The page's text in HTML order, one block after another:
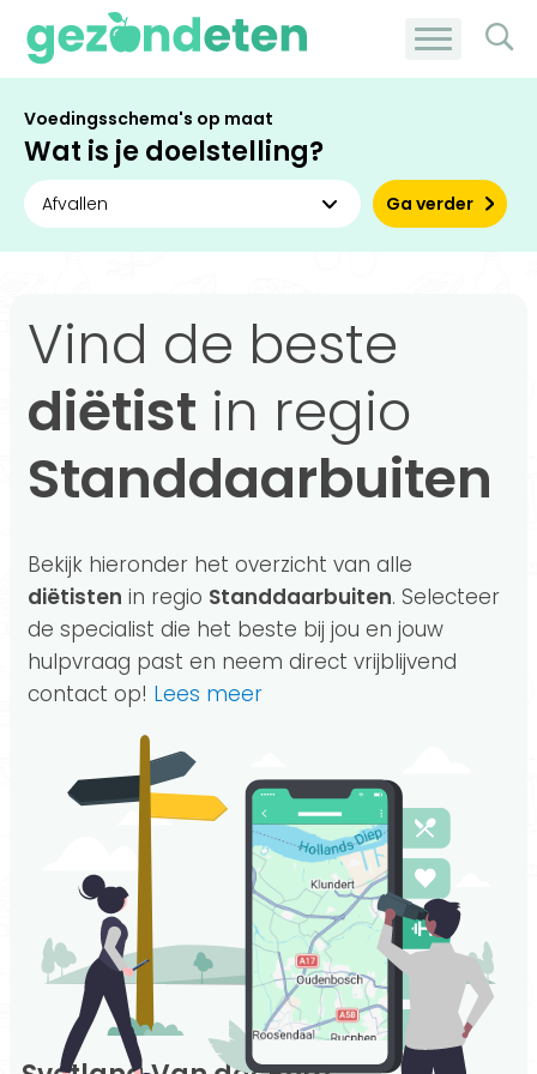
Voedingsschema's op maat
Wat is je doelstelling?
Ga verder
Vind de beste
diëtist in regio
Standdaarbuiten
Bekijk hieronder het overzicht van alle
diëtisten in regio Standdaarbuiten. Selecteer
de specialist die het beste bij jou en jouw
hulpvraag past en neem direct vrijblijvend
contact op! Lees meer